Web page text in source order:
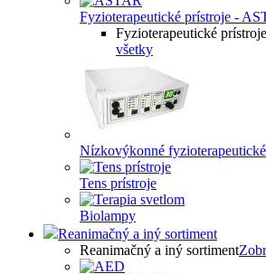
Fyzioterapeutické prístroje -
Fyzioterapeutické
všetky
Nízkovýkonné
Tens prístroje
Biolampy
Reanimačný a iný sortiment
Reanimačný a iný sortiment